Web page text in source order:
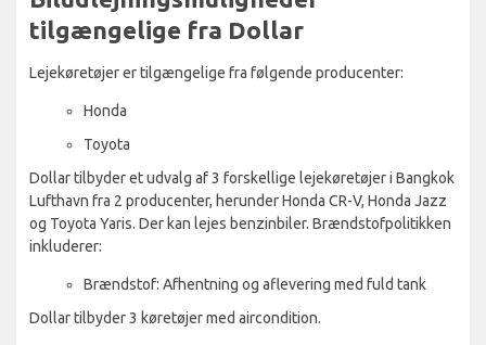
tilgængelige fra Dollar
Lejekøretøjer er tilgængelige fra følgende producenter:
Honda
Toyota
Dollar tilbyder et udvalg af 3 forskellige lejekøretøjer i Bangkok
Lufthavn fra 2 producenter, herunder Honda CR-V, Honda Jazz
og Toyota Yaris. Der kan lejes benzinbiler. Brændstofpolitikken
inkluderer:
Brændstof: Afhentning og aflevering med fuld tank
Dollar tilbyder 3 køretøjer med aircondition.